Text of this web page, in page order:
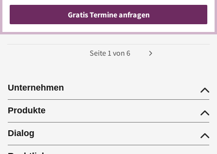
Gratis Termine anfragen
Seite 1 von 6
Unternehmen
Produkte
Dialog